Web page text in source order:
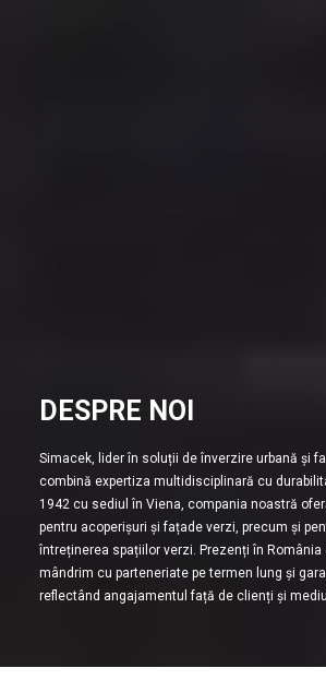
DESPRE NOI
Simacek, lider în soluții de înverzire urbană și
combină expertiza multidisciplinară cu
1942 cu sediul în Viena, compania noastră
pentru acoperișuri și fațade verzi, precum și
întreținerea spațiilor verzi. Prezenți în România
mândrim cu parteneriate pe termen lung și
reflectând angajamentul față de clienți și